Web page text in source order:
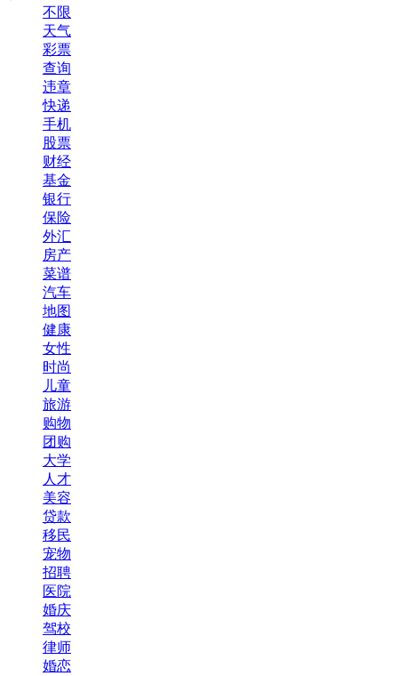
不限
天气
彩票
查询
违章
快递
手机
股票
财经
基金
银行
保险
外汇
房产
菜谱
汽车
地图
健康
女性
时尚
儿童
旅游
购物
团购
大学
人才
美容
贷款
移民
宠物
招聘
医院
婚庆
驾校
律师
婚恋